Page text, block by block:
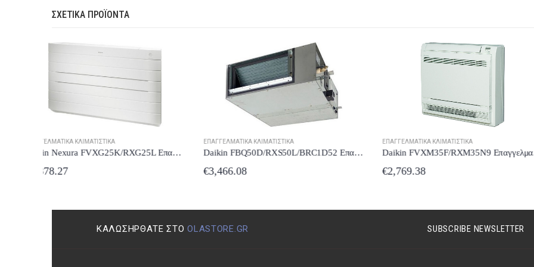
ΣΧΕΤΙΚΆ ΠΡΟΪΌΝΤΑ
ΕΠΑΓΓΕΛΜΑΤΙΚΆ ΚΛΙΜΑΤΙΣΤΙΚΆ
Daikin FBQ50D/RXS50L/BRC1D52 Επαγγελματικό Κλιματιστικό Inverter Καναλάτο 18000 BTU
€3,466.08
ΕΠΑΓΓΕΛΜΑΤΙΚΆ ΚΛΙΜΑΤΙΣΤΙΚΆ
Daikin FVXM35F/RXM35Ν9 Επαγγελματικό Κλιματιστικό Inverter Δαπέδου με Ψυκτικό Υγρό R32
€2,769.38
ΕΠΑΓΓΕΛΜΑΤΙΚΆ ΚΛΙΜΑΤΙΣΤΙΚΆ
€5,208.39
ΚΑΛΩΣΉΡΘΑΤΕ ΣΤΟOLASTORE.GR SUBSCRIBE NEWSLETTER